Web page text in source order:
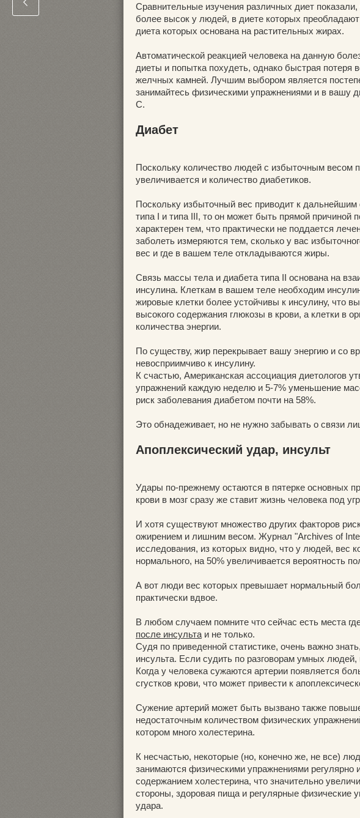
Сравнительные изучения различных диет
более высок у людей, в диете которых
диета которых основана на растительных жирах.
Автоматической реакцией человека на данную
диеты и попытка похудеть, однако быстрая потеря
желчных камней. Лучшим выбором является
занимайтесь физическими упражнениями и в вашу
C.
Диабет
Поскольку количество людей с избыточным весом
увеличивается и количество диабетиков.
Поскольку избыточный вес приводит к
типа I и типа III, то он может быть прямой причиной
характерен тем, что практически не поддается
заболеть измеряются тем, сколько у вас
вес и где в вашем теле откладываются жиры.
Связь массы тела и диабета типа II основана на
инсулина. Клеткам в вашем теле необходим
жировые клетки более устойчивы к инсулину, что
высокого содержания глюкозы в крови, а клетки в
количества энергии.
По существу, жир перекрывает вашу энергию и со
невосприимчиво к инсулину.
К счастью, Американская ассоциация диетологов
упражнений каждую неделю и 5-7% уменьшение
риск заболевания диабетом почти на 58%.
Это обнадеживает, но не нужно забывать о связи
Апоплексический удар, инсульт
Удары по-прежнему остаются в пятерке основных
крови в мозг сразу же ставит жизнь человека под
И хотя существуют множество других факторов
ожирением и лишним весом. Журнал "Archives of
исследования, из которых видно, что у людей, вес
нормального, на 50% увеличивается вероятность
А вот люди вес которых превышает нормальный
практически вдвое.
В любом случаем помните что сейчас есть места
после инсульта и не только.
Судя по приведенной статистике, очень важно
инсульта. Если судить по разговорам умных
Когда у человека сужаются артерии появляется
сгустков крови, что может привести к
Сужение артерий может быть вызвано также
недостаточным количеством физических
котором много холестерина.
К несчастью, некоторые (но, конечно же, не все)
занимаются физическими упражнениями
содержанием холестерина, что значительно
стороны, здоровая пища и регулярные физические
удара.